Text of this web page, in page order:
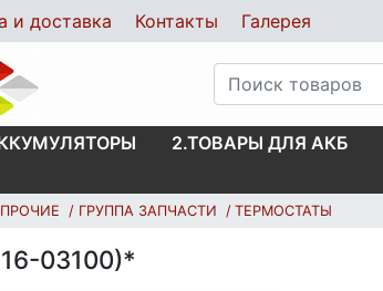
и доставка Контакты Галерея
2.ТОВАРЫ ДЛЯ АКБ
ПРОЧИЕ ГРУППА ЗАПЧАСТИ ТЕРМОСТАТЫ
03100)*